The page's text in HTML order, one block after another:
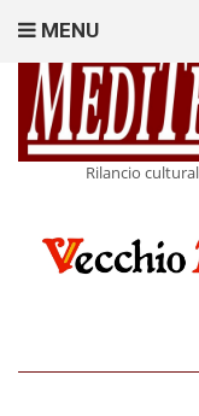
Rilancio
MENU